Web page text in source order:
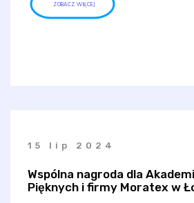
ZOBACZ WIĘCEJ
15 lip 2024
Wspólna nagroda dla
Pięknych i firmy Moratex w